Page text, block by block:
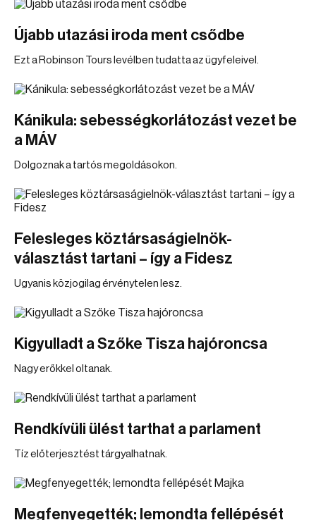
Újabb utazási iroda ment csődbe
Ezt a Robinson Tours levélben tudatta az ügyfeleivel.
Kánikula: sebességkorlátozást vezet be
a MÁV
Dolgoznak a tartós megoldásokon.
Felesleges köztársaságielnök-
választást tartani – így a Fidesz
Ugyanis közjogilag érvénytelen lesz.
Kigyulladt a Szőke Tisza hajóroncsa
Nagy erőkkel oltanak.
Rendkívüli ülést tarthat a parlament
Tíz előterjesztést tárgyalhatnak.
Megfenyegették; lemondta fellépését